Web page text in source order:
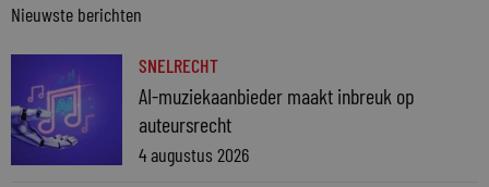
Nieuwste berichten
SNELRECHT
AI-muziekaanbieder maakt inbreuk op
auteursrecht
4 augustus 2026